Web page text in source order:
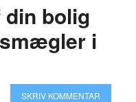
bolig
i
SKRIV KOMMENTAR